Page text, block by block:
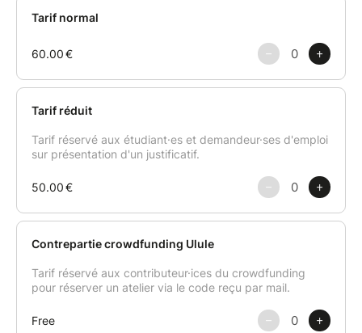
long du cours.
Un petit livret avec les recettes réalisées sera envoyé
à chacun par mail après le cours.
Les tabliers, couteaux et autres ustensiles sont mis à
Cet atelier sera animé par Geraldine Mariën :
Passionnée par l’art culinaire, le bien-être et notre
belle planète, Geraldine veille à ce qu’elle met dans
son assiette soit le plus durable possible, aussi bien
pour son corps que pour la terre. Des recettes zéro
conserver tous les bienfaits des aliments, c’est son
mais ce qu’elle aime le plus, c’est les partager avec